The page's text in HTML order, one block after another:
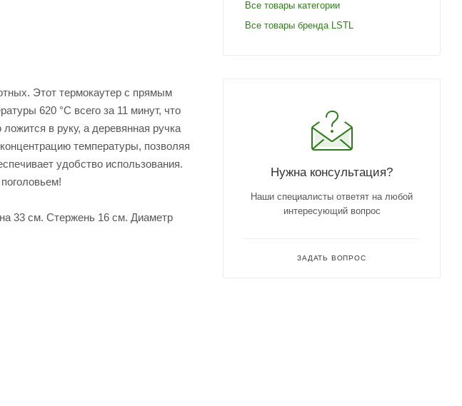
Этот термокаутер с прямым
620 °С всего за 11 минут, что
в руку, а деревянная ручка
температуры, позволяя
удобство использования.
33 см. Стержень 16 см. Диаметр
Все товары категории
Все товары бренда LSTL
Нужна консультация?
Наши специалисты ответят на любой
интересующий вопрос
ЗАДАТЬ ВОПРОС